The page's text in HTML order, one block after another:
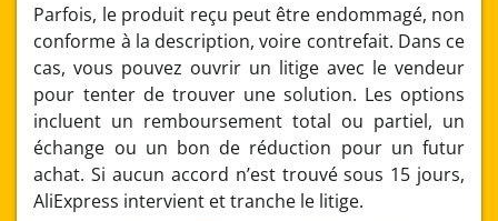
Parfois, le produit reçu peut être endommagé, non
conforme à la description, voire contrefait. Dans ce
cas, vous pouvez ouvrir un litige avec le vendeur
pour tenter de trouver une solution. Les options
incluent un remboursement total ou partiel, un
échange ou un bon de réduction pour un futur
achat. Si aucun accord n’est trouvé sous 15 jours,
AliExpress intervient et tranche le litige.